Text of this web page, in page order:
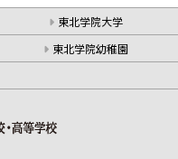
東北学院大学
東北学院幼稚園